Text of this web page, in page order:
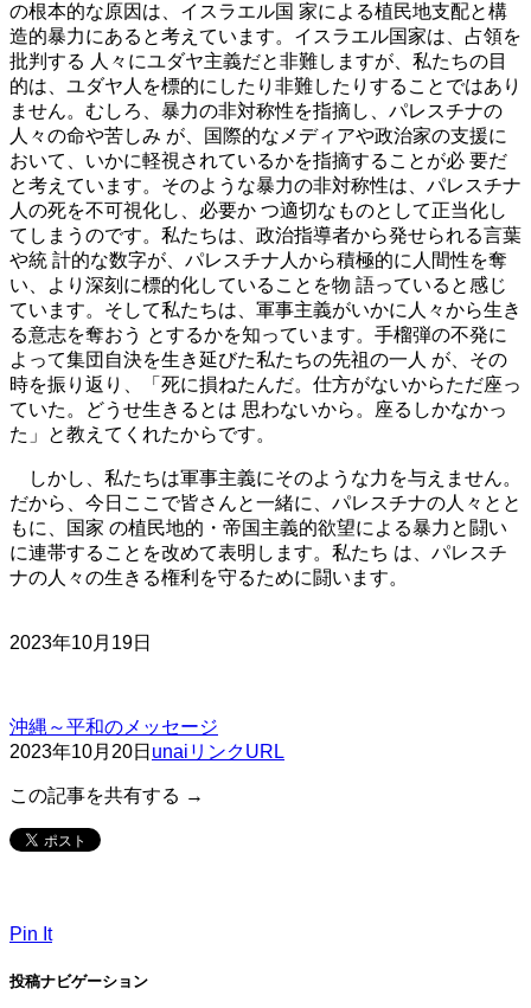
の根本的な原因は、イスラエル国 家による植民地支配と構
造的暴力にあると考えています。イスラエル国家は、占領を
批判する 人々にユダヤ主義だと非難しますが、私たちの目
的は、ユダヤ人を標的にしたり非難したりすることではあり
ません。むしろ、暴力の非対称性を指摘し、パレスチナの
人々の命や苦しみ が、国際的なメディアや政治家の支援に
おいて、いかに軽視されているかを指摘することが必 要だ
と考えています。そのような暴力の非対称性は、パレスチナ
人の死を不可視化し、必要か つ適切なものとして正当化し
てしまうのです。私たちは、政治指導者から発せられる言葉
や統 計的な数字が、パレスチナ人から積極的に人間性を奪
い、より深刻に標的化していることを物 語っていると感じ
ています。そして私たちは、軍事主義がいかに人々から生き
る意志を奪おう とするかを知っています。手榴弾の不発に
よって集団自決を生き延びた私たちの先祖の一人 が、その
時を振り返り、「死に損ねたんだ。仕方がないからただ座っ
ていた。どうせ生きるとは 思わないから。座るしかなかっ
た」と教えてくれたからです。
しかし、私たちは軍事主義にそのような力を与えません。
だから、今日ここで皆さんと一緒に、パレスチナの人々とと
もに、国家 の植民地的・帝国主義的欲望による暴力と闘い
に連帯することを改めて表明します。私たち は、パレスチ
ナの人々の生きる権利を守るために闘います。
2023年10月19日
沖縄～平和のメッセージ
2023年10月20日 unai リンクURL
この記事を共有する →
Pin It
投稿ナビゲーション